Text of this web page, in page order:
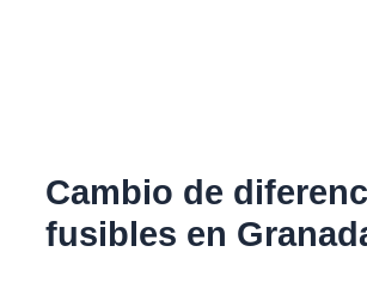
Cambio de
fusibles en